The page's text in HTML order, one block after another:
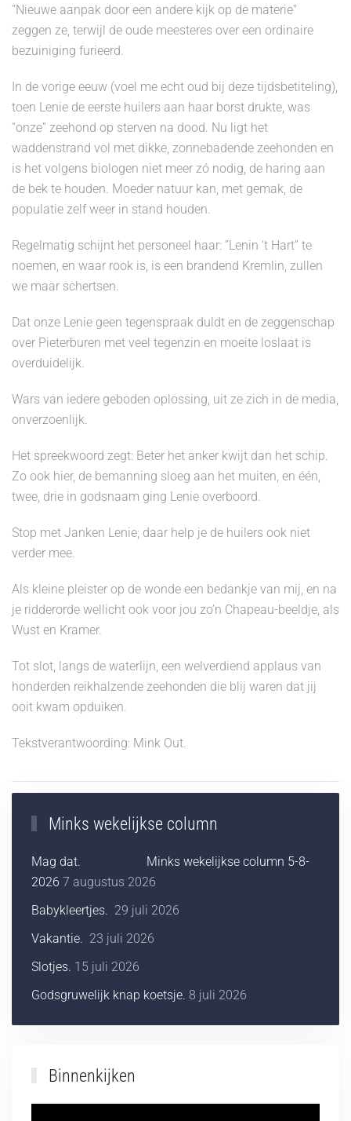
”Nieuwe aanpak door een andere kijk op de materie”
zeggen ze, terwijl de oude meesteres over een ordinaire
bezuiniging furieerd.
In de vorige eeuw (voel me echt oud bij deze tijdsbetiteling),
toen Lenie de eerste huilers aan haar borst drukte, was
“onze” zeehond op sterven na dood. Nu ligt het
waddenstrand vol met dikke, zonnebadende zeehonden en
is het volgens biologen niet meer zó nodig, de haring aan
de bek te houden. Moeder natuur kan, met gemak, de
populatie zelf weer in stand houden.
Regelmatig schijnt het personeel haar: ”Lenin ‘t Hart” te
noemen, en waar rook is, is een brandend Kremlin, zullen
we maar schertsen.
Dat onze Lenie geen tegenspraak duldt en de zeggenschap
over Pieterburen met veel tegenzin en moeite loslaat is
overduidelijk.
Wars van iedere geboden oplossing, uit ze zich in de media,
onverzoenlijk.
Het spreekwoord zegt: Beter het anker kwijt dan het schip.
Zo ook hier, de bemanning sloeg aan het muiten, en één,
twee, drie in godsnaam ging Lenie overboord.
Stop met Janken Lenie; daar help je de huilers ook niet
verder mee.
Als kleine pleister op de wonde een bedankje van mij, en na
je ridderorde wellicht ook voor jou zo’n Chapeau-beeldje, als
Wust en Kramer.
Tot slot, langs de waterlijn, een welverdiend applaus van
honderden reikhalzende zeehonden die blij waren dat jij
ooit kwam opduiken.
Tekstverantwoording: Mink Out.
Minks wekelijkse column
Mag dat. Minks wekelijkse column 5-8-
2026 7 augustus 2026
Babykleertjes. 29 juli 2026
Vakantie. 23 juli 2026
Slotjes. 15 juli 2026
Godsgruwelijk knap koetsje. 8 juli 2026
Binnenkijken